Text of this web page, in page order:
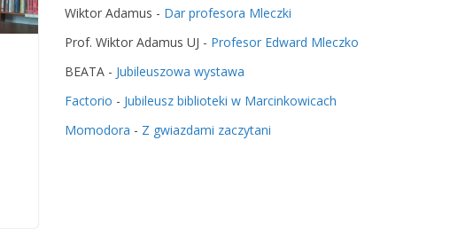
Wiktor Adamus - Dar profesora Mleczki
Prof. Wiktor Adamus UJ - Profesor Edward Mleczko
BEATA - Jubileuszowa wystawa
Factorio - Jubileusz biblioteki w Marcinkowicach
Momodora - Z gwiazdami zaczytani